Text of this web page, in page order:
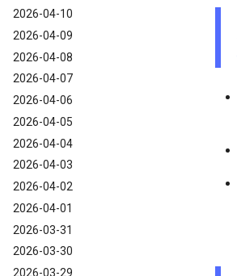
2026-04-10
2026-04-09
2026-04-08
2026-04-07
2026-04-06
2026-04-05
2026-04-04
2026-04-03
2026-04-02
2026-04-01
2026-03-31
2026-03-30
2026-03-29